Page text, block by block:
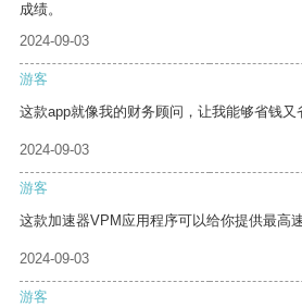
成绩。
2024-09-03
游客
这款app就像我的财务顾问，让我能够省钱又
2024-09-03
游客
这款加速器VPM应用程序可以给你提供最高
2024-09-03
游客